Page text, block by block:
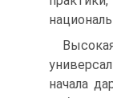
начала